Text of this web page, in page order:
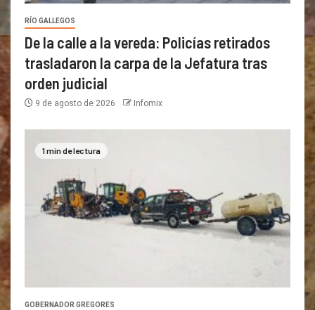
RÍO GALLEGOS
De la calle a la vereda: Policías retirados
trasladaron la carpa de la Jefatura tras
orden judicial
9 de agosto de 2026 Infomix
1 min de lectura
GOBERNADOR GREGORES